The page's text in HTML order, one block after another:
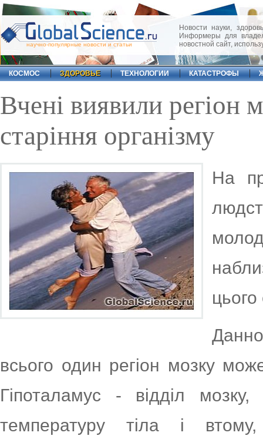
научно-популярные новости и статьи
Новости науки,
Информеры для
новостной сайт,
КОСМОС ЗДОРОВЬЕ ТЕХНОЛОГИИ КАТАСТРОФЫ
Вчені виявили регіон
старіння організму
На
цього
всього один регіон мозку
Гіпоталамус - відділ
температуру тіла і